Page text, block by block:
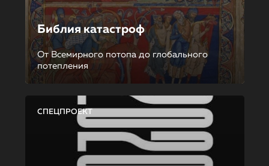
Библия катастроф
От Всемирного потопа до глобального
потепления
СПЕЦПРОЕКТ